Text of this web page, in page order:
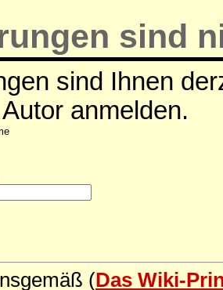
sind
sind Ihnen
anmelden.
(Das Wiki-